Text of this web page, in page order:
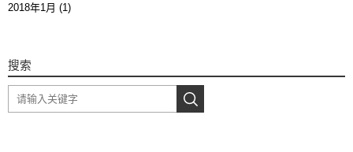
2018年1月 (1)
搜索